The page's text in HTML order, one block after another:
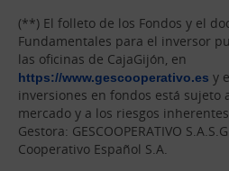
(**) El folleto de los Fondos y el
Fundamentales para el inversor
las oficinas de CajaGijón, en
https://www.gescooperativo.es y
inversiones en fondos está sujeto
mercado y a los riesgos
Gestora: GESCOOPERATIVO
Cooperativo Español S.A.